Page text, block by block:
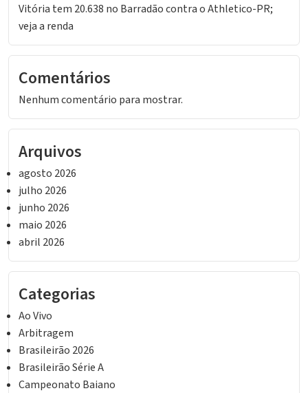
Vitória tem 20.638 no Barradão contra o Athletico-PR;
veja a renda
Comentários
Nenhum comentário para mostrar.
Arquivos
agosto 2026
julho 2026
junho 2026
maio 2026
abril 2026
Categorias
Ao Vivo
Arbitragem
Brasileirão 2026
Brasileirão Série A
Campeonato Baiano